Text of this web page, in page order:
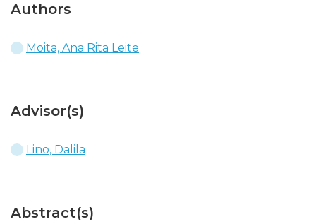
Authors
Moita, Ana Rita Leite
Advisor(s)
Lino, Dalila
Abstract(s)